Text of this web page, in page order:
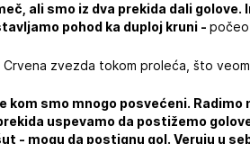
ali smo iz dva prekida dali
pohod ka duploj kruni -počeo
zvezda tokom proleća, što
kom smo mnogo posvećeni.
uspevamo da postižemo
- mogu da postignu gol. Veruju u